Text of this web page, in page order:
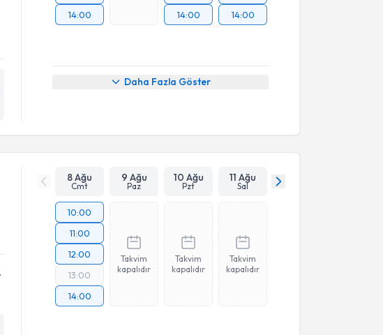
14:00
14:00
14:00
Daha Fazla Göster
8 Ağu
Cmt
9 Ağu
Paz
10 Ağu
Pzt
11 Ağu
Sal
10:00
11:00
12:00
13:00
14:00
Takvim
kapalıdır
Takvim
kapalıdır
Takvim
kapalıdır